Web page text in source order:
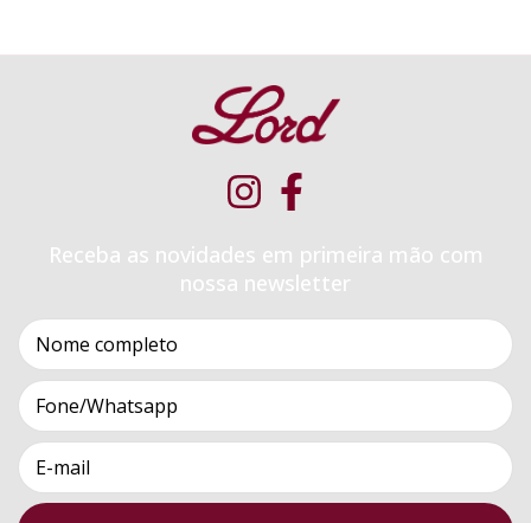
Receba as novidades em primeira mão com
nossa newsletter